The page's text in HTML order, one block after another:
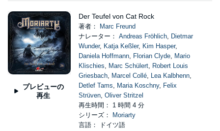
プレビューの
再生
Der Teufel von Cat Rock
著者：
Marc Freund
ナレーター： Andreas Fröhlich, Dietmar
Wunder, Katja Keßler, Kim Hasper,
Daniela Hoffmann, Florian Clyde, Mario
Klischies, Marc Schülert, Robert Louis
Griesbach, Marcel Collé, Lea Kalbhenn,
Detlef Tams, Maria Koschny, Felix
Strüven, Oliver Stritzel
再生時間： 1 時間 4 分
シリーズ：
Moriarty
言語： ドイツ語